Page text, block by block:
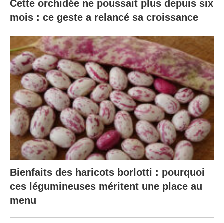
Cette orchidée ne poussait plus depuis six
mois : ce geste a relancé sa croissance
Bienfaits des haricots borlotti : pourquoi
ces légumineuses méritent une place au
menu